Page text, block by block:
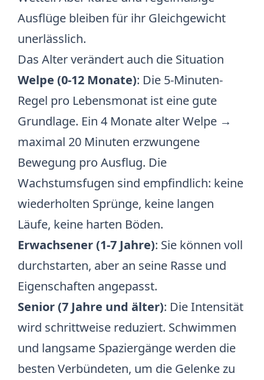
Ausflüge bleiben für ihr Gleichgewicht
unerlässlich.
Das Alter verändert auch die Situation
Welpe (0-12 Monate): Die 5-Minuten-
Regel pro Lebensmonat ist eine gute
Grundlage. Ein 4 Monate alter Welpe →
maximal 20 Minuten erzwungene
Bewegung pro Ausflug. Die
Wachstumsfugen sind empfindlich: keine
wiederholten Sprünge, keine langen
Läufe, keine harten Böden.
Erwachsener (1-7 Jahre): Sie können voll
durchstarten, aber an seine Rasse und
Eigenschaften angepasst.
Senior (7 Jahre und älter): Die Intensität
wird schrittweise reduziert. Schwimmen
und langsame Spaziergänge werden die
besten Verbündeten, um die Gelenke zu